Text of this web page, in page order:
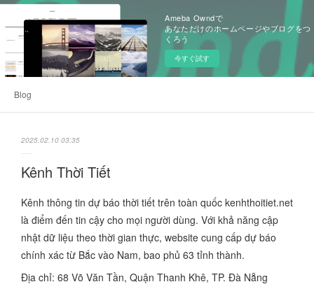
Ameba Owndで
あなただけのホームページやブログをつ
くろう
今すぐ試す
Blog
2025.02.10 03:35
Kênh Thời Tiết
Kênh thông tin dự báo thời tiết trên toàn quốc kenhthoitiet.net
là điểm đến tin cậy cho mọi người dùng. Với khả năng cập
nhật dữ liệu theo thời gian thực, website cung cấp dự báo
chính xác từ Bắc vào Nam, bao phủ 63 tỉnh thành.
Địa chỉ: 68 Võ Văn Tần, Quận Thanh Khê, TP. Đà Nẵng